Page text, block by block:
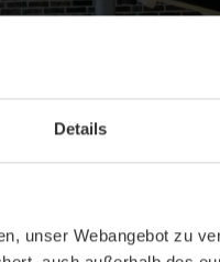
Details
unser Webangebot zu